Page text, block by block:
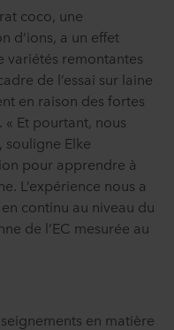
coco, une
d’ions, a un effet
variétés remontantes
de l’essai sur laine
en raison des fortes
Et pourtant, nous
souligne Elke
pour apprendre à
L’expérience nous a
continu au niveau du
de l’EC mesurée au
en matière